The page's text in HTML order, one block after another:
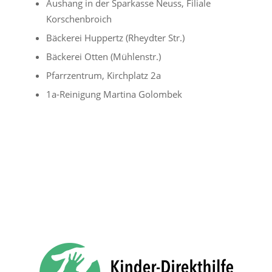
Aushang in der Sparkasse Neuss, Filiale
Korschenbroich
Bäckerei Huppertz (Rheydter Str.)
Bäckerei Otten (Mühlenstr.)
Pfarrzentrum, Kirchplatz 2a
1a-Reinigung Martina Golombek